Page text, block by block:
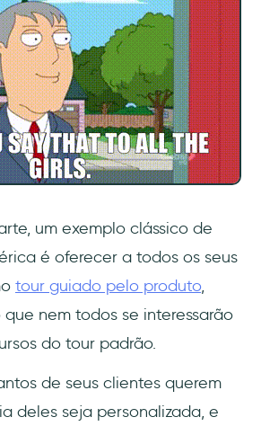
um exemplo clássico de
é oferecer a todos os seus
tour guiado pelo produto,
nem todos se interessarão
do tour padrão.
de seus clientes querem
deles seja personalizada, e